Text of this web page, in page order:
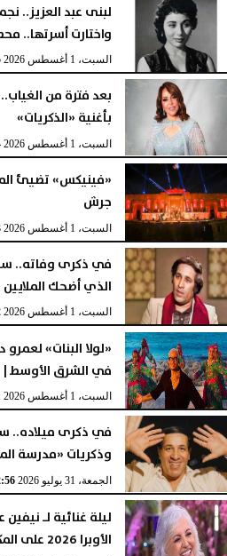
لبنى عبد العزيز..
واختارت أسرتها..
السبت، 1 أغسطس 2026
بعد فترة من
بأغنية «الذكريات»
السبت، 1 أغسطس 2026
«فينيكس» تضيئ
جرش
السبت، 1 أغسطس 2026
في ذكرى وفاته..
الذي أضحك الملايين
السبت، 1 أغسطس 2026
«لولا البنات»
في الشرق الأوسط
السبت، 1 أغسطس 2026
في ذكرى ميلاده..
وذكريات «مدرسة
الجمعة، 31 يوليو 2026
ليلة غنائية لـ
الأوبرا 2026 على المكشوف